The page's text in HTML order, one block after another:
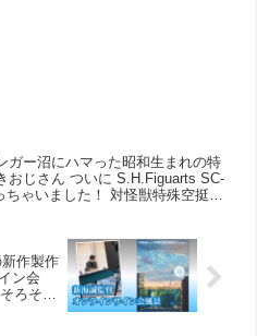
ガー沼にハマった昭和生まれの特
おじさん ついに S.H.Figuarts SC-
ちゃいました！ 対怪獣特殊空挺機
作製作
ン会
ろそろ